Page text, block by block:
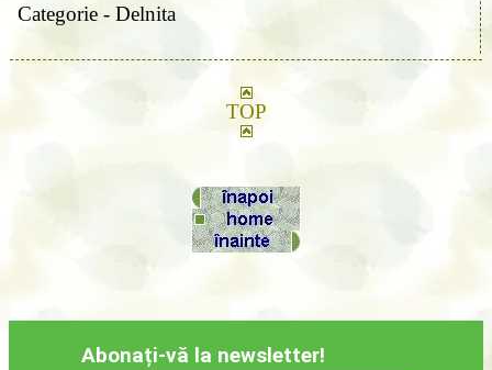
Categorie - Delnita
TOP
Abonați-vă la newsletter!